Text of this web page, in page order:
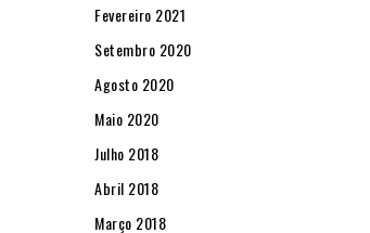
Fevereiro 2021
Setembro 2020
Agosto 2020
Maio 2020
Julho 2018
Abril 2018
Março 2018